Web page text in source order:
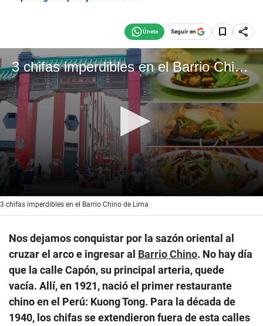
Seguir en
3 chifas imperdibles en el Barrio Chino de Lima
0
seconds
of
minutes,
seconds
3 chifas imperdibles en el Barrio Chino de Lima
Nos dejamos conquistar por la sazón oriental al
cruzar el arco e ingresar al Barrio Chino. No hay día
que la calle Capón, su principal arteria, quede
vacía. Allí, en 1921, nació el primer restaurante
chino en el Perú: Kuong Tong. Para la década de
1940, los chifas se extendieron fuera de esta calles